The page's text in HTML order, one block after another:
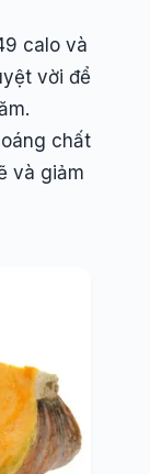
calo và
vời để
chất
và giảm